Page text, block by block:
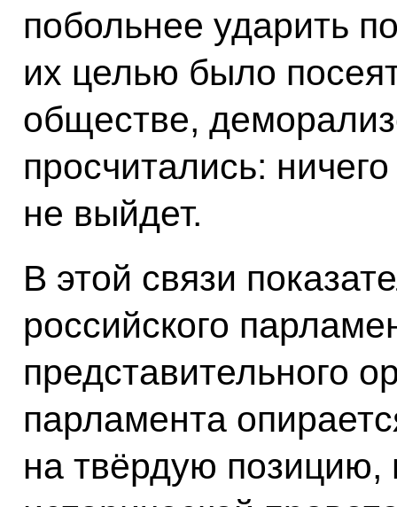
побольнее ударить
их целью было
обществе,
просчитались:
не выйдет.
В этой связи
российского
представительного
парламента
на твёрдую